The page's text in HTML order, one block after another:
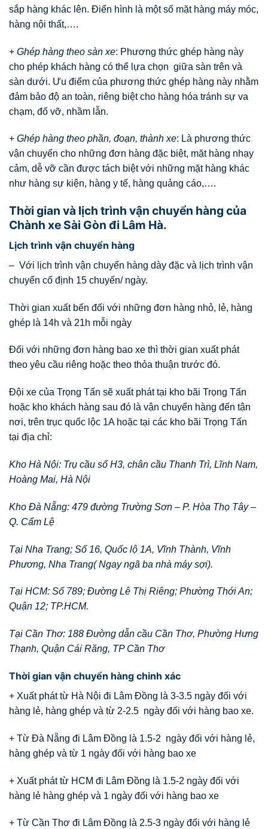
sắp hàng khác lên. Điển hình là một số mặt hàng máy móc,
hàng nội thất,….
+ Ghép hàng theo sàn xe: Phương thức ghép hàng này
cho phép khách hàng có thể lựa chọn giữa sàn trên và
sàn dưới. Ưu điểm của phương thức ghép hàng này nhằm
đảm bảo độ an toàn, riêng biệt cho hàng hóa tránh sự va
chạm, đổ vỡ, nhầm lẫn.
+ Ghép hàng theo phần, đoạn, thành xe: Là phương thức
vận chuyển cho những đơn hàng đặc biệt, mặt hàng nhạy
cảm, dễ vỡ cần được tách biệt với những mặt hàng khác
như hàng sự kiện, hàng y tế, hàng quảng cáo,….
Thời gian và lịch trình vận chuyển hàng của
Chành xe Sài Gòn đi Lâm Hà.
Lịch trình vận chuyển hàng
– Với lịch trình vận chuyển hàng dày đặc và lịch trình vận
chuyển cố định 15 chuyến/ ngày.
Thời gian xuất bến đối với những đơn hàng nhỏ, lẻ, hàng
ghép là 14h và 21h mỗi ngày
Đối với những đơn hàng bao xe thì thời gian xuất phát
theo yêu cầu riêng hoặc theo thỏa thuận trước đó.
Đội xe của Trọng Tấn sẽ xuất phát tại kho bãi Trọng Tấn
hoặc kho khách hàng sau đó là vận chuyển hàng đến tận
nơi, trên trục quốc lộc 1A hoặc tại các kho bãi Trọng Tấn
tại địa chỉ:
Kho Hà Nội: Trụ cầu số H3, chân cầu Thanh Trì, Lĩnh Nam,
Hoàng Mai, Hà Nội
Kho Đà Nẵng: 479 đường Trường Sơn – P. Hòa Thọ Tây –
Q. Cẩm Lệ
Tại Nha Trang; Số 16, Quốc lộ 1A, Vĩnh Thành, Vĩnh
Phương, Nha Trang( Ngay ngã ba nhà máy sợi).
Tại HCM: Số 789; Đường Lê Thị Riêng; Phường Thới An;
Quận 12; TP.HCM.
Tại Cần Thơ: 188 Đường dẫn cầu Cần Thơ, Phường Hưng
Thạnh, Quận Cái Răng, TP Cần Thơ
Thời gian vận chuyển hàng chinh xác
+ Xuất phát từ Hà Nội đi Lâm Đồng là 3-3.5 ngày đối với
hàng lẻ, hàng ghép và từ 2-2.5 ngày đối với hàng bao xe.
+ Từ Đà Nẵng đi Lâm Đồng là 1.5-2 ngày đối với hàng lẻ,
hàng ghép và từ 1 ngày đối với hàng bao xe
+ Xuất phát từ HCM đi Lâm Đồng là 1.5-2 ngày đối với
hàng lẻ hàng ghép và 1 ngày đối với hàng bao xe
+ Từ Cần Thơ đi Lâm Đồng là 2.5-3 ngày đối với hàng lẻ